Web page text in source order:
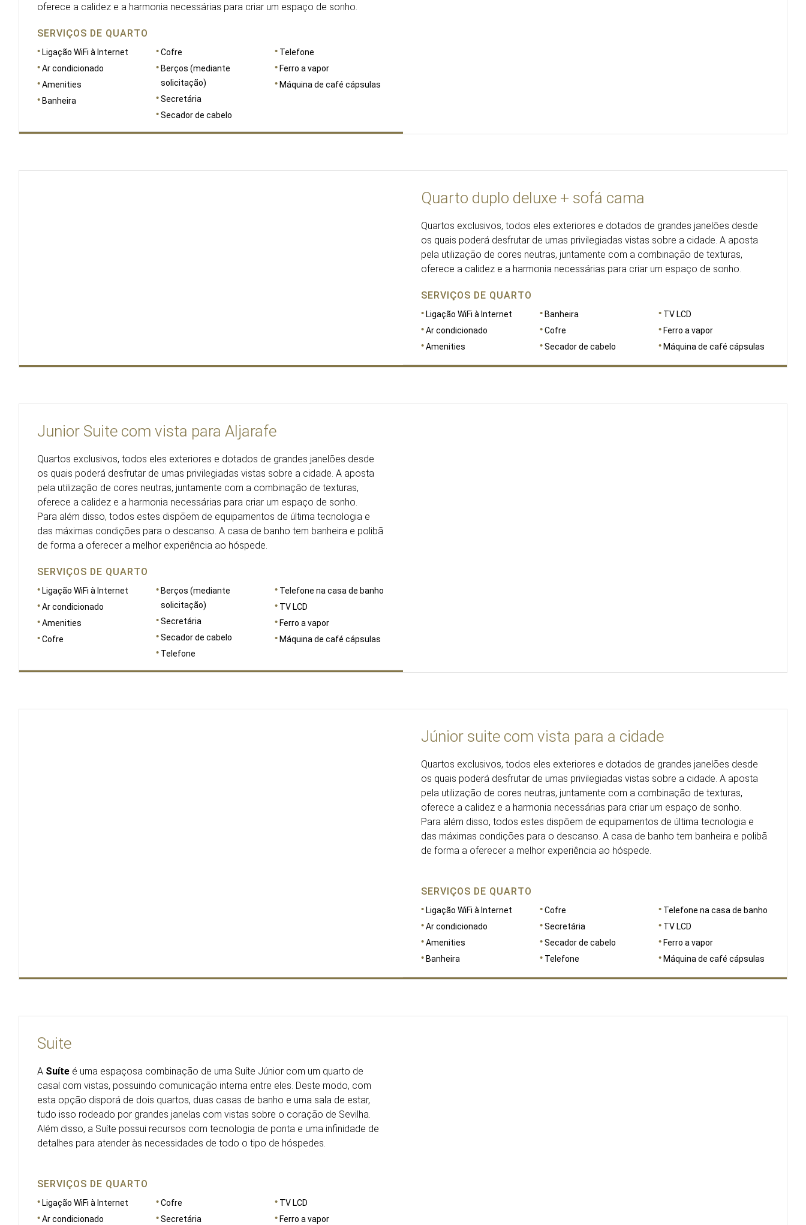
oferece a calidez e a harmonia necessárias para criar um espaço de sonho.
SERVIÇOS DE QUARTO
Ligação WiFi à Internet
Ar condicionado
Amenities
Banheira
Cofre
Berços (mediante
solicitação)
Secretária
Secador de cabelo
Telefone
Ferro a vapor
Máquina de café cápsulas
Quarto duplo deluxe + sofá cama
Quartos exclusivos, todos eles exteriores e dotados de grandes janelões desde
os quais poderá desfrutar de umas privilegiadas vistas sobre a cidade. A aposta
pela utilização de cores neutras, juntamente com a combinação de texturas,
oferece a calidez e a harmonia necessárias para criar um espaço de sonho.
SERVIÇOS DE QUARTO
Ligação WiFi à Internet
Ar condicionado
Amenities
Banheira
Cofre
Secador de cabelo
TV LCD
Ferro a vapor
Máquina de café cápsulas
Junior Suite com vista para Aljarafe
Quartos exclusivos, todos eles exteriores e dotados de grandes janelões desde
os quais poderá desfrutar de umas privilegiadas vistas sobre a cidade. A aposta
pela utilização de cores neutras, juntamente com a combinação de texturas,
oferece a calidez e a harmonia necessárias para criar um espaço de sonho.
Para além disso, todos estes dispõem de equipamentos de última tecnologia e
das máximas condições para o descanso. A casa de banho tem banheira e polibã
de forma a oferecer a melhor experiência ao hóspede.
SERVIÇOS DE QUARTO
Ligação WiFi à Internet
Ar condicionado
Amenities
Cofre
Berços (mediante
solicitação)
Secretária
Secador de cabelo
Telefone
Telefone na casa de banho
TV LCD
Ferro a vapor
Máquina de café cápsulas
Júnior suite com vista para a cidade
Quartos exclusivos, todos eles exteriores e dotados de grandes janelões desde
os quais poderá desfrutar de umas privilegiadas vistas sobre a cidade. A aposta
pela utilização de cores neutras, juntamente com a combinação de texturas,
oferece a calidez e a harmonia necessárias para criar um espaço de sonho.
Para além disso, todos estes dispõem de equipamentos de última tecnologia e
das máximas condições para o descanso. A casa de banho tem banheira e polibã
de forma a oferecer a melhor experiência ao hóspede.
SERVIÇOS DE QUARTO
Ligação WiFi à Internet
Ar condicionado
Amenities
Banheira
Cofre
Secretária
Secador de cabelo
Telefone
Telefone na casa de banho
TV LCD
Ferro a vapor
Máquina de café cápsulas
Suite
A Suíte é uma espaçosa combinação de uma Suíte Júnior com um quarto de
casal com vistas, possuindo comunicação interna entre eles. Deste modo, com
esta opção disporá de dois quartos, duas casas de banho e uma sala de estar,
tudo isso rodeado por grandes janelas com vistas sobre o coração de Sevilha.
Além disso, a Suíte possui recursos com tecnologia de ponta e uma infinidade de
detalhes para atender às necessidades de todo o tipo de hóspedes.
SERVIÇOS DE QUARTO
Ligação WiFi à Internet
Ar condicionado
Cofre
Secretária
TV LCD
Ferro a vapor